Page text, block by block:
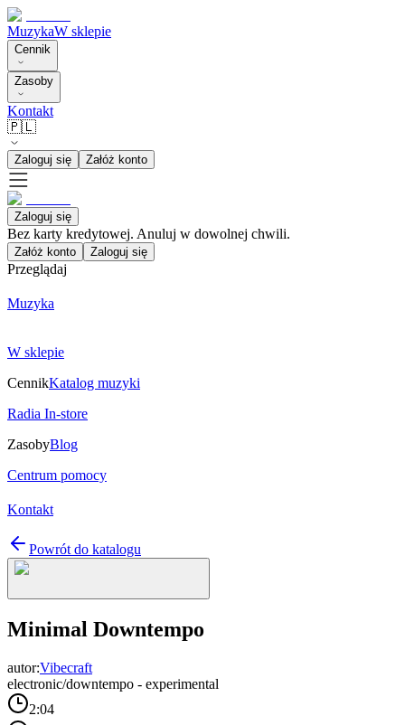
MuzykaW sklepie
Cennik
Zasoby
Kontakt
🇵🇱
Zaloguj się Załóż konto
Zaloguj się
Bez karty kredytowej. Anuluj w dowolnej chwili.
Załóż konto Zaloguj się
Przeglądaj
Muzyka
W sklepie
CennikKatalog muzyki
Radia In-store
ZasobyBlog
Centrum pomocy
Kontakt
Powrót do katalogu
Minimal Downtempo
autor:Vibecraft
electronic/downtempo - experimental
2:04